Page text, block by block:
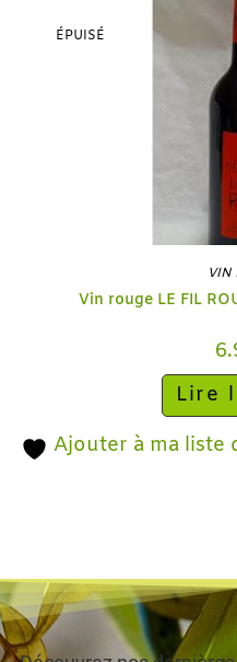
ÉPUISÉ
VIN
Vin rouge LE FIL
Lire
Ajouter à ma liste